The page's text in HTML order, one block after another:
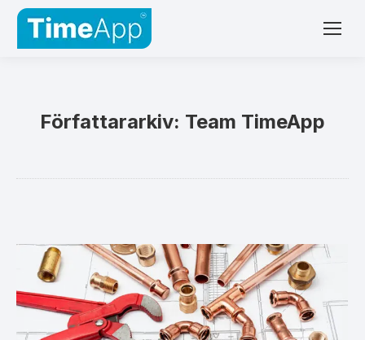
Författararkiv: Team TimeApp